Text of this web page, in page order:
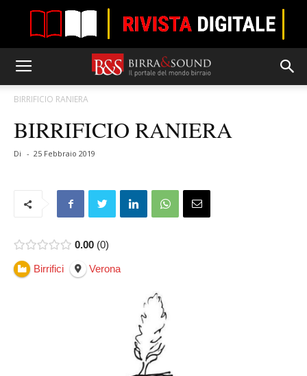
BIRRIFICIO RANIERA
BIRRIFICIO RANIERA
Di - 25 Febbraio 2019
0.00 0
Birrifici Verona